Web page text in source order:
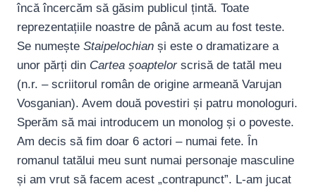
încă încercăm să găsim publicul țintă. Toate
reprezentațiile noastre de până acum au fost teste.
Se numește Staipelochian și este o dramatizare a
unor părți din Cartea șoaptelorscrisă de tatăl meu
(n.r. – scriitorul român de origine armeană Varujan
Vosganian). Avem două povestiri și patru monologuri.
Sperăm să mai introducem un monolog și o poveste.
Am decis să fim doar 6 actori – numai fete. În
romanul tatălui meu sunt numai personaje masculine
și am vrut să facem acest „contrapunct”. L-am jucat